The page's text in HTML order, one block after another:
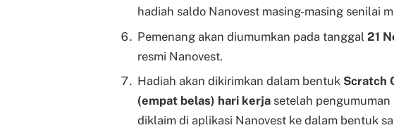
hadiah saldo Nanovest masing-masing senilai
Pemenang akan diumumkan pada tanggal 21
resmi Nanovest.
Hadiah akan dikirimkan dalam bentuk Scratch
(empat belas) hari kerja setelah
diklaim di aplikasi Nanovest ke dalam bentuk